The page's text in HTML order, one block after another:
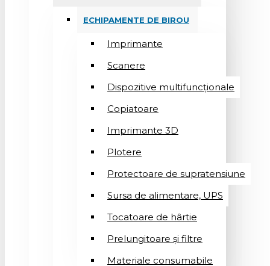
ECHIPAMENTE DE BIROU
Imprimante
Scanere
Dispozitive multifuncționale
Copiatoare
Imprimante 3D
Plotere
Protectoare de supratensiune
Sursa de alimentare, UPS
Tocatoare de hârtie
Prelungitoare și filtre
Materiale consumabile